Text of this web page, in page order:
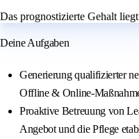
Das prognostizierte Gehalt
Deine Aufgaben
Generierung qualifizierter
Offline & Online-
Proaktive Betreuung von
Angebot und die Pflege